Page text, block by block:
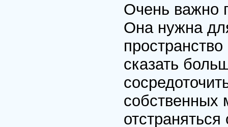
Очень важно
Она нужна
сказать
собственных